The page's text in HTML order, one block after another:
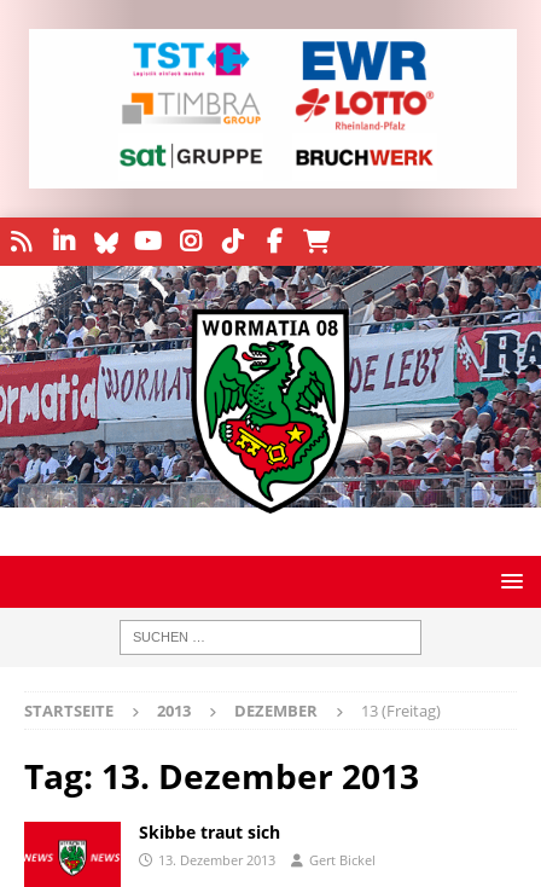
STARTSEITE 2013 DEZEMBER 13 (Freitag)
Tag: 13. Dezember 2013
Skibbe traut sich
13. Dezember 2013 Gert Bickel